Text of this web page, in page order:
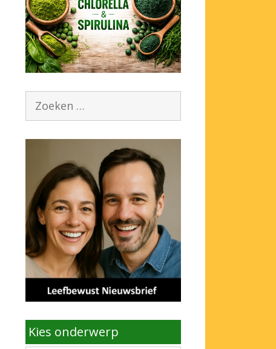
Zoek
Kies onderwerp